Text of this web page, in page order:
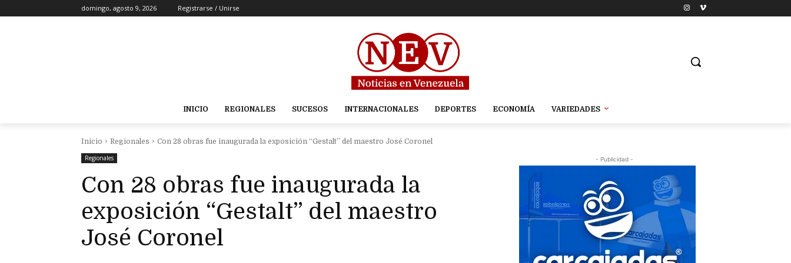
domingo, agosto 9, 2026 Registrarse / Unirse
INICIO REGIONALES SUCESOS INTERNACIONALES DEPORTES ECONOMÍA VARIEDADES
Inicio Regionales
Con 28 obras fue inaugurada la exposición “Gestalt” del maestro José Coronel
Regionales
Con 28 obras fue inaugurada la
exposición “Gestalt” del maestro
José Coronel
- Publicidad -